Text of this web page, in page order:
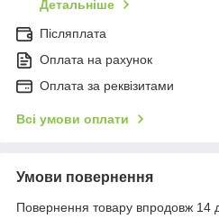
Детальніше
Післяплата
Оплата на рахунок
Оплата за реквізитами
Всі умови оплати
Умови повернення
Повернення товару впродовж 14